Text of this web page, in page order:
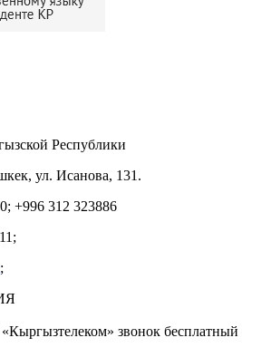
Республики
ул. Исанова, 131.
+996 312 323886
;
звонок бесплатный